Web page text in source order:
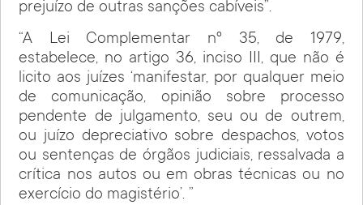
prejuízo de outras sanções cabíveis”.
“A Lei Complementar nº 35, de 1979,
estabelece, no artigo 36, inciso III, que não é
licito aos juízes ‘manifestar, por qualquer meio
de comunicação, opinião sobre processo
pendente de julgamento, seu ou de outrem,
ou juízo depreciativo sobre despachos, votos
ou sentenças de órgãos judiciais, ressalvada a
crítica nos autos ou em obras técnicas ou no
exercício do magistério’. ”